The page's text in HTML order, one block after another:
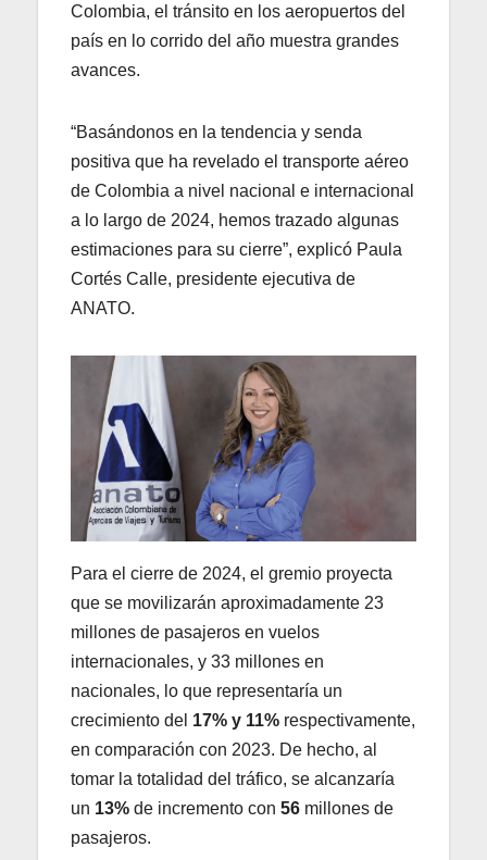
Colombia, el tránsito en los aeropuertos del
país en lo corrido del año muestra grandes
avances.
“Basándonos en la tendencia y senda
positiva que ha revelado el transporte aéreo
de Colombia a nivel nacional e internacional
a lo largo de 2024, hemos trazado algunas
estimaciones para su cierre”, explicó Paula
Cortés Calle, presidente ejecutiva de
ANATO.
Para el cierre de 2024, el gremio proyecta
que se movilizarán aproximadamente 23
millones de pasajeros en vuelos
internacionales, y 33 millones en
nacionales, lo que representaría un
crecimiento del 17% y 11% respectivamente,
en comparación con 2023. De hecho, al
tomar la totalidad del tráfico, se alcanzaría
un 13% de incremento con 56 millones de
pasajeros.